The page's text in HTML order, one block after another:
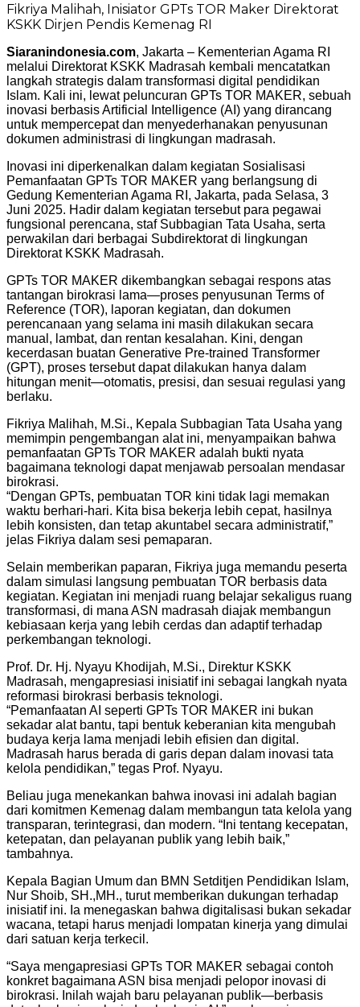
Fikriya Malihah, Inisiator GPTs TOR Maker Direktorat
KSKK Dirjen Pendis Kemenag RI
Siaranindonesia.com, Jakarta – Kementerian Agama RI
melalui Direktorat KSKK Madrasah kembali mencatatkan
langkah strategis dalam transformasi digital pendidikan
Islam. Kali ini, lewat peluncuran GPTs TOR MAKER, sebuah
inovasi berbasis Artificial Intelligence (AI) yang dirancang
untuk mempercepat dan menyederhanakan penyusunan
dokumen administrasi di lingkungan madrasah.
Inovasi ini diperkenalkan dalam kegiatan Sosialisasi
Pemanfaatan GPTs TOR MAKER yang berlangsung di
Gedung Kementerian Agama RI, Jakarta, pada Selasa, 3
Juni 2025. Hadir dalam kegiatan tersebut para pegawai
fungsional perencana, staf Subbagian Tata Usaha, serta
perwakilan dari berbagai Subdirektorat di lingkungan
Direktorat KSKK Madrasah.
GPTs TOR MAKER dikembangkan sebagai respons atas
tantangan birokrasi lama—proses penyusunan Terms of
Reference (TOR), laporan kegiatan, dan dokumen
perencanaan yang selama ini masih dilakukan secara
manual, lambat, dan rentan kesalahan. Kini, dengan
kecerdasan buatan Generative Pre-trained Transformer
(GPT), proses tersebut dapat dilakukan hanya dalam
hitungan menit—otomatis, presisi, dan sesuai regulasi yang
berlaku.
Fikriya Malihah, M.Si., Kepala Subbagian Tata Usaha yang
memimpin pengembangan alat ini, menyampaikan bahwa
pemanfaatan GPTs TOR MAKER adalah bukti nyata
bagaimana teknologi dapat menjawab persoalan mendasar
birokrasi.
“Dengan GPTs, pembuatan TOR kini tidak lagi memakan
waktu berhari-hari. Kita bisa bekerja lebih cepat, hasilnya
lebih konsisten, dan tetap akuntabel secara administratif,”
jelas Fikriya dalam sesi pemaparan.
Selain memberikan paparan, Fikriya juga memandu peserta
dalam simulasi langsung pembuatan TOR berbasis data
kegiatan. Kegiatan ini menjadi ruang belajar sekaligus ruang
transformasi, di mana ASN madrasah diajak membangun
kebiasaan kerja yang lebih cerdas dan adaptif terhadap
perkembangan teknologi.
Prof. Dr. Hj. Nyayu Khodijah, M.Si., Direktur KSKK
Madrasah, mengapresiasi inisiatif ini sebagai langkah nyata
reformasi birokrasi berbasis teknologi.
“Pemanfaatan AI seperti GPTs TOR MAKER ini bukan
sekadar alat bantu, tapi bentuk keberanian kita mengubah
budaya kerja lama menjadi lebih efisien dan digital.
Madrasah harus berada di garis depan dalam inovasi tata
kelola pendidikan,” tegas Prof. Nyayu.
Beliau juga menekankan bahwa inovasi ini adalah bagian
dari komitmen Kemenag dalam membangun tata kelola yang
transparan, terintegrasi, dan modern. “Ini tentang kecepatan,
ketepatan, dan pelayanan publik yang lebih baik,”
tambahnya.
Kepala Bagian Umum dan BMN Setditjen Pendidikan Islam,
Nur Shoib, SH.,MH., turut memberikan dukungan terhadap
inisiatif ini. Ia menegaskan bahwa digitalisasi bukan sekadar
wacana, tetapi harus menjadi lompatan kinerja yang dimulai
dari satuan kerja terkecil.
“Saya mengapresiasi GPTs TOR MAKER sebagai contoh
konkret bagaimana ASN bisa menjadi pelopor inovasi di
birokrasi. Inilah wajah baru pelayanan publik—berbasis